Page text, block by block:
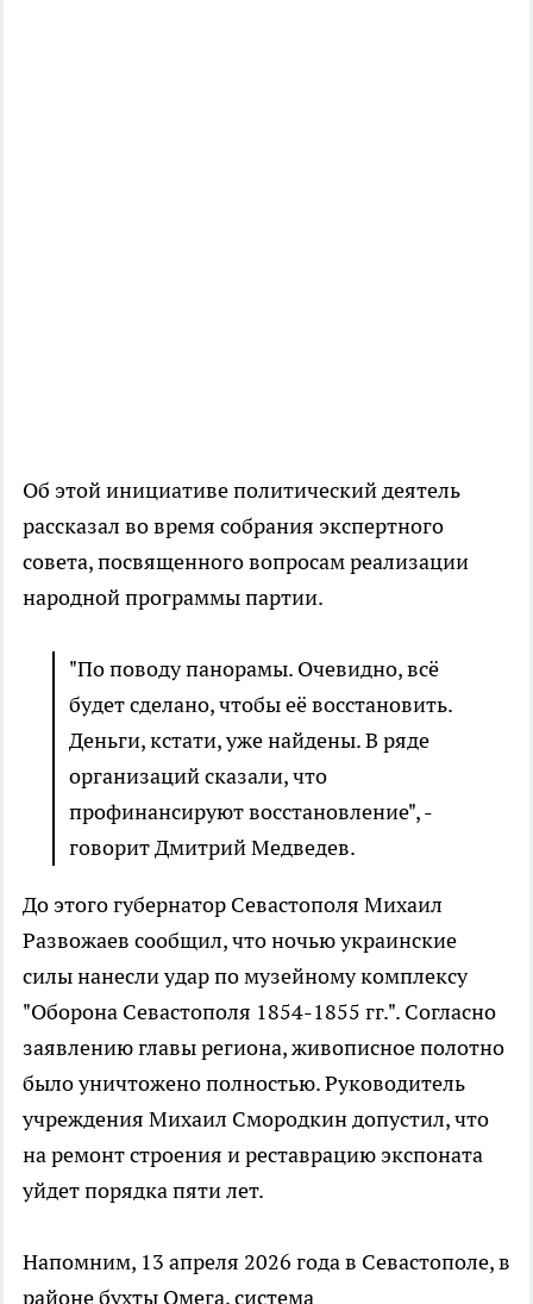
Об этой инициативе политический деятель
рассказал во время собрания экспертного
совета, посвященного вопросам реализации
народной программы партии.
"По поводу панорамы. Очевидно, всё
будет сделано, чтобы её восстановить.
Деньги, кстати, уже найдены. В ряде
организаций сказали, что
профинансируют восстановление", -
говорит Дмитрий Медведев.
До этого губернатор Севастополя Михаил
Развожаев сообщил, что ночью украинские
силы нанесли удар по музейному комплексу
"Оборона Севастополя 1854-1855 гг.". Согласно
заявлению главы региона, живописное полотно
было уничтожено полностью. Руководитель
учреждения Михаил Смородкин допустил, что
на ремонт строения и реставрацию экспоната
уйдет порядка пяти лет.
Напомним, 13 апреля 2026 года в Севастополе, в
районе бухты Омега, система